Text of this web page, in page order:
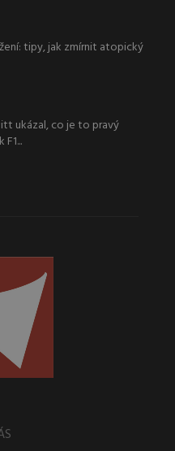
tipy, jak zmírnit atopický
ukázal, co je to pravý